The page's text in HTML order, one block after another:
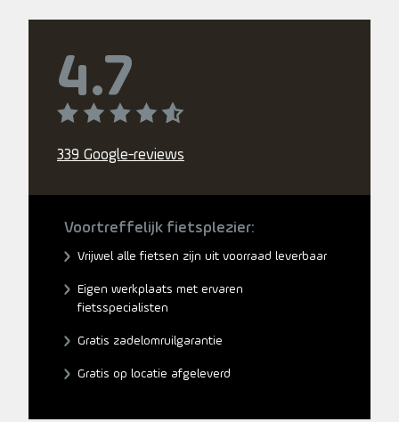
4.7
339 Google-reviews
Voortreffelijk fietsplezier:
Vrijwel alle fietsen zijn uit voorraad leverbaar
Eigen werkplaats met ervaren
fietsspecialisten
Gratis zadelomruilgarantie
Gratis op locatie afgeleverd